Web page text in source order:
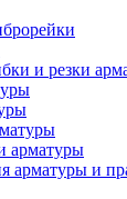
арматуры
арматуры и